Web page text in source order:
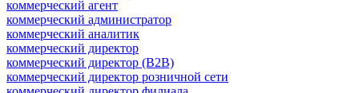
коммерческий агент
коммерческий администратор
коммерческий аналитик
коммерческий директор
коммерческий директор (B2B)
коммерческий директор розничной сети